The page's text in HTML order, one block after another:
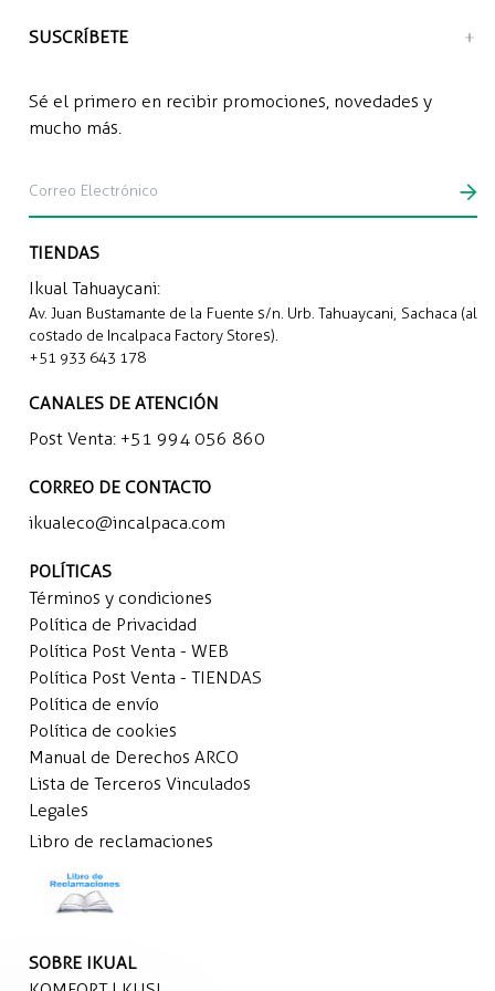
TIENDAS
Ikual Tahuaycani:
Av. Juan Bustamante de la Fuente s/n. Urb. Tahuaycani, Sachaca (al
costado de Incalpaca Factory Stores).
+51 933 643 178
CANALES DE ATENCIÓN
Post Venta: +51 994 056 860
CORREO DE CONTACTO
ikualeco@incalpaca.com
POLÍTICAS
Términos y condiciones
Política de Privacidad
Política Post Venta - WEB
Política Post Venta - TIENDAS
Política de envío
Política de cookies
Manual de Derechos ARCO
Lista de Terceros Vinculados
Legales
Libro de reclamaciones
SOBRE IKUAL
SUSCRÍBETE
Sé el primero en recibir promociones, novedades y
mucho más.